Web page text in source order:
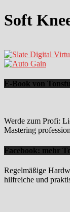
Soft
E-Book von
Werde zum Profi:
Mastering
Facebook: mehr
Regelmäßige
hilfreiche und